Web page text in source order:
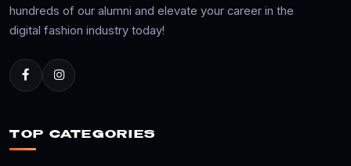
hundreds of our alumni and elevate your career in the
digital fashion industry today!
TOP CATEGORIES